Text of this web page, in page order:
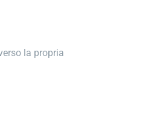
la propria